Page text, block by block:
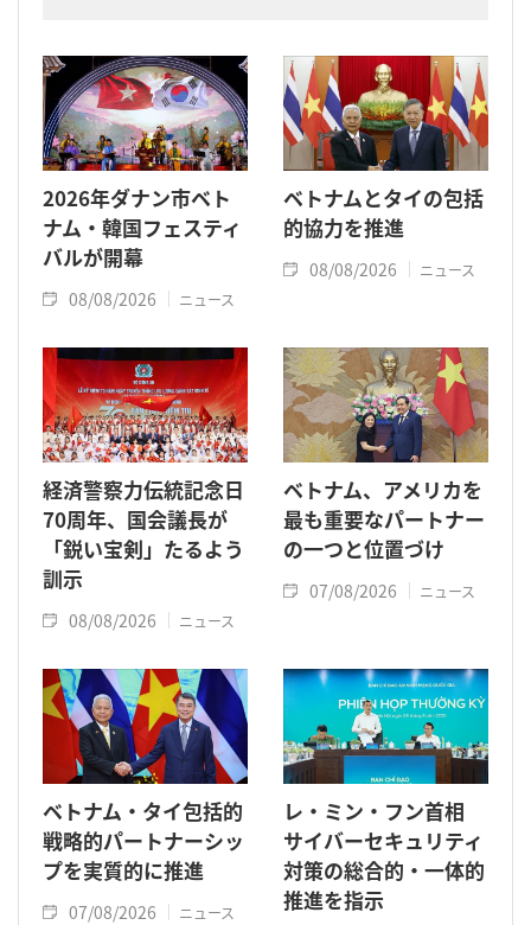
2026年ダナン市ベト
ナム・韓国フェスティ
バルが開幕
08/08/2026 ニュース
ベトナムとタイの包括
的協力を推進
08/08/2026 ニュース
経済警察力伝統記念日
70周年、国会議長が
「鋭い宝剣」たるよう
訓示
08/08/2026 ニュース
ベトナム、アメリカを
最も重要なパートナー
の一つと位置づけ
07/08/2026 ニュース
ベトナム・タイ包括的
戦略的パートナーシッ
プを実質的に推進
07/08/2026 ニュース
レ・ミン・フン首相
サイバーセキュリティ
対策の総合的・一体的
推進を指示